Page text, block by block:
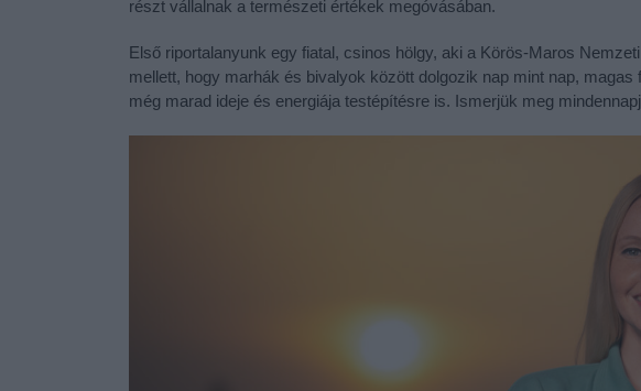
részt vállalnak a természeti értékek megóvásában.
Első riportalanyunk egy fiatal, csinos hölgy, aki a Körös-Maros
mellett, hogy marhák és bivalyok között dolgozik nap mint nap,
még marad ideje és energiája testépítésre is. Ismerjük meg